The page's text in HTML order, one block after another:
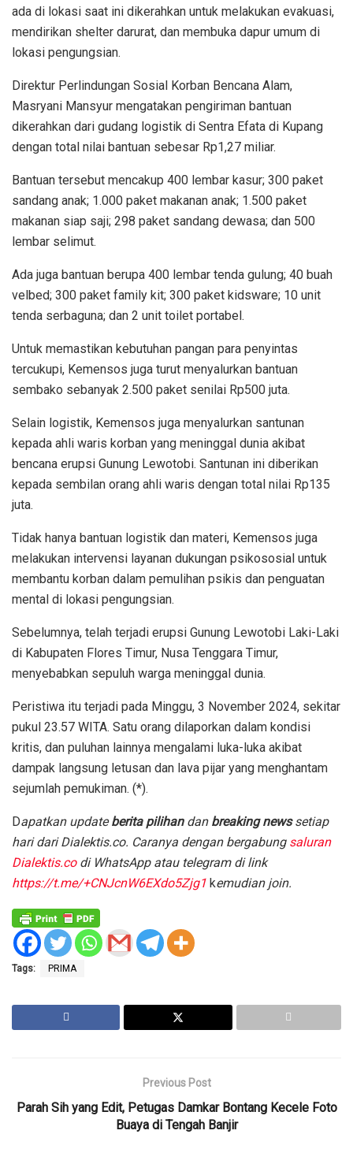
ada di lokasi saat ini dikerahkan untuk melakukan evakuasi,
mendirikan shelter darurat, dan membuka dapur umum di
lokasi pengungsian.
Direktur Perlindungan Sosial Korban Bencana Alam,
Masryani Mansyur mengatakan pengiriman bantuan
dikerahkan dari gudang logistik di Sentra Efata di Kupang
dengan total nilai bantuan sebesar Rp1,27 miliar.
Bantuan tersebut mencakup 400 lembar kasur; 300 paket
sandang anak; 1.000 paket makanan anak; 1.500 paket
makanan siap saji; 298 paket sandang dewasa; dan 500
lembar selimut.
Ada juga bantuan berupa 400 lembar tenda gulung; 40 buah
velbed; 300 paket family kit; 300 paket kidsware; 10 unit
tenda serbaguna; dan 2 unit toilet portabel.
Untuk memastikan kebutuhan pangan para penyintas
tercukupi, Kemensos juga turut menyalurkan bantuan
sembako sebanyak 2.500 paket senilai Rp500 juta.
Selain logistik, Kemensos juga menyalurkan santunan
kepada ahli waris korban yang meninggal dunia akibat
bencana erupsi Gunung Lewotobi. Santunan ini diberikan
kepada sembilan orang ahli waris dengan total nilai Rp135
juta.
Tidak hanya bantuan logistik dan materi, Kemensos juga
melakukan intervensi layanan dukungan psikososial untuk
membantu korban dalam pemulihan psikis dan penguatan
mental di lokasi pengungsian.
Sebelumnya, telah terjadi erupsi Gunung Lewotobi Laki-Laki
di Kabupaten Flores Timur, Nusa Tenggara Timur,
menyebabkan sepuluh warga meninggal dunia.
Peristiwa itu terjadi pada Minggu, 3 November 2024, sekitar
pukul 23.57 WITA. Satu orang dilaporkan dalam kondisi
kritis, dan puluhan lainnya mengalami luka-luka akibat
dampak langsung letusan dan lava pijar yang menghantam
sejumlah pemukiman. (*).
Dapatkan updateberita pilihan dan breaking newssetiap
hari dari Dialektis.co. Caranya dengan bergabung saluran
Dialektis.co di WhatsApp atau telegram di link
https://t.me/+CNJcnW6EXdo5Zjg1 kemudian join.
Tags: PRIMA
Previous Post
Parah Sih yang Edit, Petugas Damkar Bontang Kecele Foto
Buaya di Tengah Banjir